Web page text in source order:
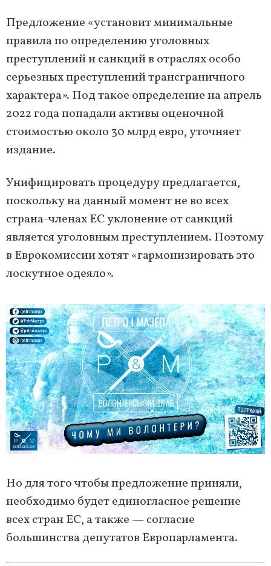
Предложение «установит минимальные
правила по определению уголовных
преступлений и санкций в отраслях особо
серьезных преступлений трансграничного
характера». Под такое определение на апрель
2022 года попадали активы оценочной
стоимостью около 30 млрд евро, уточняет
издание.
Унифицировать процедуру предлагается,
поскольку на данный момент не во всех
страна-членах ЕС уклонение от санкций
является уголовным преступлением. Поэтому
в Еврокомиссии хотят «гармонизировать это
лоскутное одеяло».
Но для того чтобы предложение приняли,
необходимо будет единогласное решение
всех стран ЕС, а также — согласие
большинства депутатов Европарламента.